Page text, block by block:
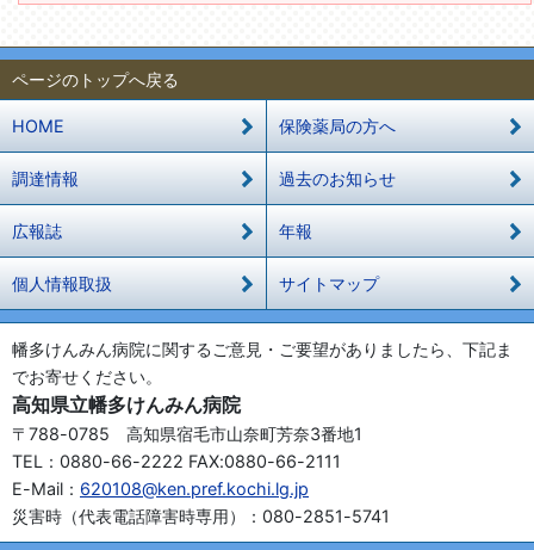
ページのトップへ戻る
HOME 保険薬局の方へ
調達情報 過去のお知らせ
広報誌 年報
個人情報取扱 サイトマップ
幡多けんみん病院に関するご意見・ご要望がありましたら、下記ま
でお寄せください。
高知県立幡多けんみん病院
〒788-0785 高知県宿毛市山奈町芳奈3番地1
TEL：0880-66-2222 FAX:0880-66-2111
E-Mail： 620108@ken.pref.kochi.lg.jp
災害時（代表電話障害時専用）：080-2851-5741